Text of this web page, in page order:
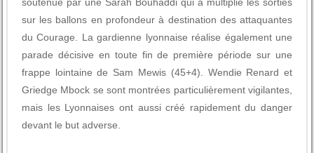
sur les ballons en profondeur à destination des attaquantes
du Courage. La gardienne lyonnaise réalise également une
parade décisive en toute fin de première période sur une
frappe lointaine de Sam Mewis (45+4). Wendie Renard et
Griedge Mbock se sont montrées particulièrement vigilantes,
mais les Lyonnaises ont aussi créé rapidement du danger
devant le but adverse.